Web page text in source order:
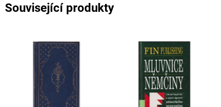
Související produkty